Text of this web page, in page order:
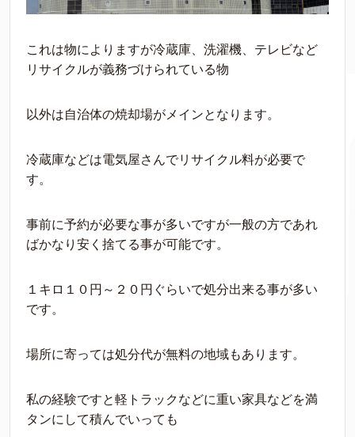
これは物によりますが冷蔵庫、洗濯機、テレビなど
リサイクルが義務づけられている物
以外は自治体の焼却場がメインとなります。
冷蔵庫などは電気屋さんでリサイクル料が必要で
す。
事前に予約が必要な事が多いですが一般の方であれ
ばかなり安く捨てる事が可能です。
１キロ１０円～２０円ぐらいで処分出来る事が多い
です。
場所に寄っては処分代が無料の地域もあります。
私の経験ですと軽トラックなどに重い家具などを満
タンにして積んでいっても